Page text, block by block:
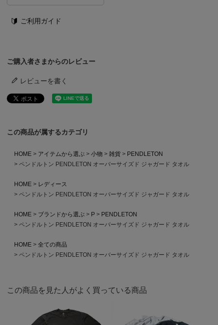
ご利用ガイド
ご購入者さまからのレビュー
レビューを書く
この商品が属するカテゴリ
HOME アイテムから選ぶ 小物 雑貨
PENDLETON
ペンドルトン PENDLETON オーバーサイズド ジャガード タオル
HOME
レディース
ペンドルトン PENDLETON オーバーサイズド ジャガード タオル
HOME ブランドから選ぶ P
PENDLETON
ペンドルトン PENDLETON オーバーサイズド ジャガード タオル
HOME
全ての商品
ペンドルトン PENDLETON オーバーサイズド ジャガード タオル
この商品を見た人がよく買っている商品